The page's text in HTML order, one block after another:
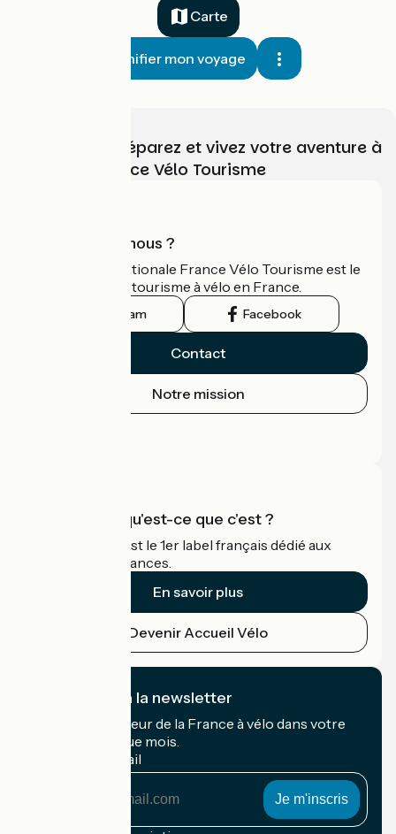
Carte
Planifier mon voyage
Choisissez, préparez et vivez votre aventure à
vélo avec France Vélo Tourisme
Qui sommes-nous ?
L'association nationale France Vélo Tourisme est le
guide officiel du tourisme à vélo en France.
Instagram Facebook
Contact
Notre mission
Accueil Vélo qu'est-ce que c'est ?
Accueil Vélo c'est le 1er label français dédié aux
cyclistes en vacances.
En savoir plus
Devenir Accueil Vélo
Je m'abonne à la newsletter
Recevez le meilleur de la France à vélo dans votre
boîte mail chaque mois.
Mon adresse mail